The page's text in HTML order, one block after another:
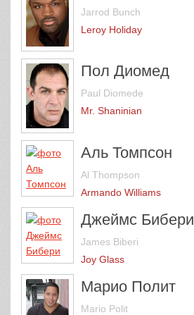
Jarrod Bunch
Leroy Holiday
Пол Диомед
Paul Diomede
Mr. Shaninian
Аль Томпсон
Al Thompson
Armando Williams
Джеймс Бибери
James Biberi
Joy Glass
Марио Полит
Mario Polit